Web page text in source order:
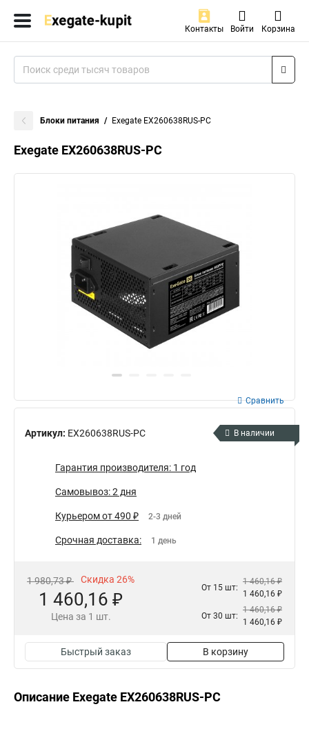
Контакты Войти Корзина
Блоки питания Exegate EX260638RUS-PC
Exegate EX260638RUS-PC
Артикул: EX260638RUS-PC
Сравнить
В наличии
Гарантия производителя: 1 год
Самовывоз: 2 дня
Курьером от 490 ₽ 2-3 дней
Срочная доставка: 1 день
1 980,73 ₽ Скидка 26%
1 460,16 ₽
Цена за 1 шт.
От 15 шт:
1 460,16 ₽
1 460,16 ₽
От 30 шт:
1 460,16 ₽
1 460,16 ₽
Быстрый заказ В корзину
Описание Exegate EX260638RUS-PC